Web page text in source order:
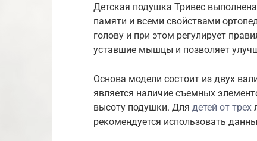
Детская подушка Тривес
памяти и всеми свойствами
голову и при этом регулирует
уставшие мышцы и позволяет
Основа модели состоит из двух
является наличие съемных
высоту подушки. Для детей от трех
рекомендуется использовать